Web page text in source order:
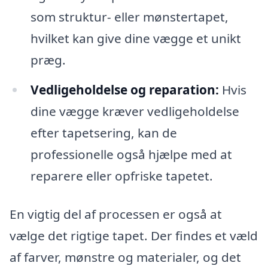
som struktur- eller mønstertapet,
hvilket kan give dine vægge et unikt
præg.
Vedligeholdelse og reparation: Hvis
dine vægge kræver vedligeholdelse
efter tapetsering, kan de
professionelle også hjælpe med at
reparere eller opfriske tapetet.
En vigtig del af processen er også at
vælge det rigtige tapet. Der findes et væld
af farver, mønstre og materialer, og det